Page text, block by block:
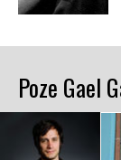
Poze Gael